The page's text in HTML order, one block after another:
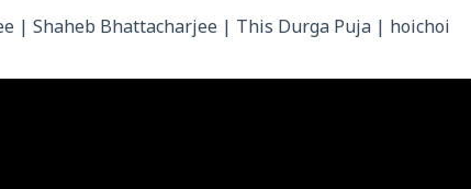
| Shaheb Bhattacharjee | This Durga Puja | hoichoi